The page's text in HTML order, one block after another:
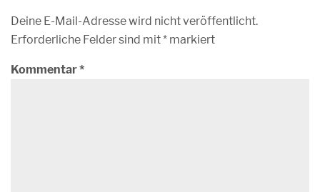
Deine E-Mail-Adresse wird nicht veröffentlicht.
Erforderliche Felder sind mit* markiert
Kommentar*